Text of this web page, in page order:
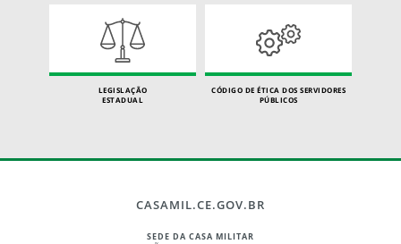
LEGISLAÇÃO
ESTADUAL
CÓDIGO DE ÉTICA DOS SERVIDORES
PÚBLICOS
CASAMIL.CE.GOV.BR
SEDE DA CASA MILITAR